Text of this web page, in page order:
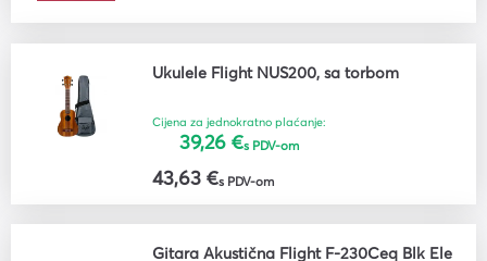
Ukulele Flight NUS200, sa torbom
Cijena za jednokratno plaćanje:
39,26 €s PDV-om
43,63 €s PDV-om
Gitara Akustična Flight F-230Ceq Blk Ele